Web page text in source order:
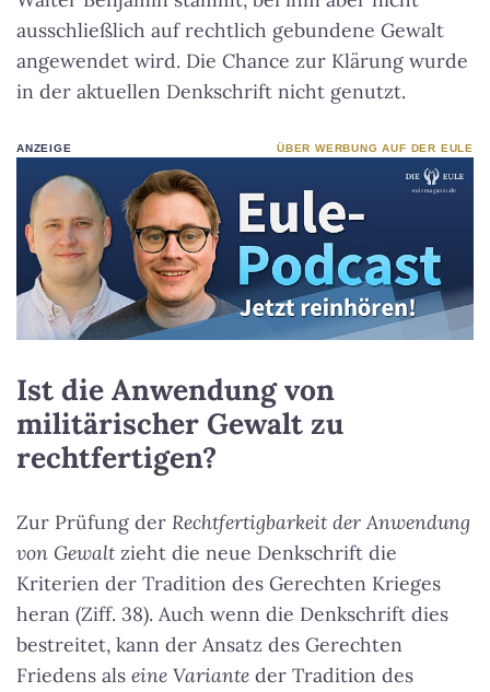
ausschließlich auf rechtlich gebundene Gewalt
angewendet wird. Die Chance zur Klärung wurde
in der aktuellen Denkschrift nicht genutzt.
ANZEIGE ÜBER WERBUNG AUF DER EULE
Ist die Anwendung von
militärischer Gewalt zu
rechtfertigen?
Zur Prüfung der Rechtfertigbarkeit der Anwendung
von Gewaltzieht die neue Denkschrift die
Kriterien der Tradition des Gerechten Krieges
heran (Ziff. 38). Auch wenn die Denkschrift dies
bestreitet, kann der Ansatz des Gerechten
Friedens als eine Variante der Tradition des